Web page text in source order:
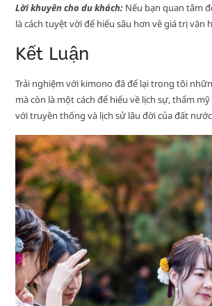
Lời khuyên cho du khách:Nếu bạn quan tâm
là cách tuyệt vời để hiểu sâu hơn về giá trị
Kết Luận
Trải nghiệm với kimono đã để lại trong tôi
mà còn là một cách để hiểu về lịch sự, thẩm
với truyền thống và lịch sử lâu đời của đất